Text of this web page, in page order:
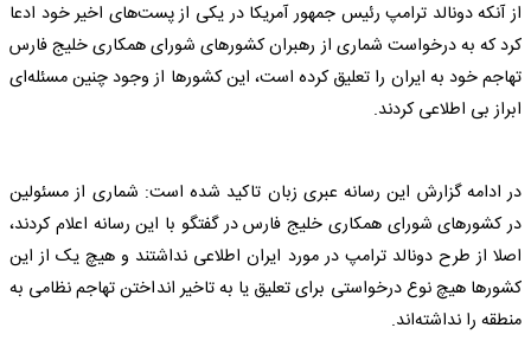
از آنکه دونالد ترامپ رئیس جمهور آمریکا در یکی از پست‌های اخیر خود ادعا
کرد که به درخواست شماری از رهبران کشورهای شورای همکاری خلیج فارس
تهاجم خود به ایران را تعلیق کرده است، این کشورها از وجود چنین مسئله‌ای
ابراز بی اطلاعی کردند.
در ادامه گزارش این رسانه عبری زبان تاکید شده است: شماری از مسئولین
در کشورهای شورای همکاری خلیج فارس در گفتگو با این رسانه اعلام کردند،
اصلا از طرح دونالد ترامپ در مورد ایران اطلاعی نداشتند و هیچ یک از این
کشورها هیچ نوع درخواستی برای تعلیق یا به تاخیر انداختن تهاجم نظامی به
منطقه را نداشته‌اند.